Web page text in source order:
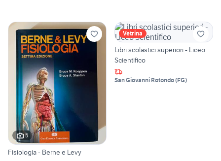
5
Fisiologia - Berne e Levy
Vetrina
Libri scolastici superiori - Liceo
Scientifico
San Giovanni Rotondo(FG)